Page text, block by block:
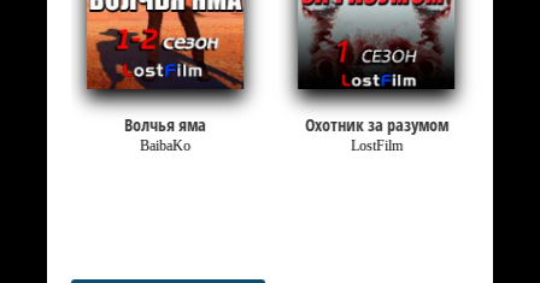
Волчья яма
BaibaKo
Охотник за разумом
LostFilm